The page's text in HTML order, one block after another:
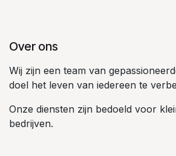
Over ons
Wij zijn een team van
doel het leven van iedereen te
Onze diensten zijn bedoeld voor
bedrijven.